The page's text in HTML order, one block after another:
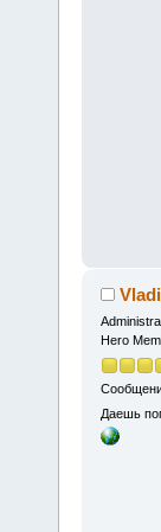
Hero
Даешь